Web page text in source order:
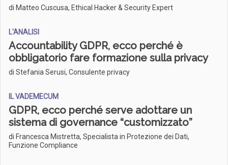
di Matteo Cuscusa, Ethical Hacker & Security Expert
L'ANALISI
Accountability GDPR, ecco perché è
obbligatorio fare formazione sulla privacy
di Stefania Serusi, Consulente privacy
IL VADEMECUM
GDPR, ecco perché serve adottare un
sistema di governance “customizzato”
di Francesca Mistretta, Specialista in Protezione dei Dati,
Funzione Compliance